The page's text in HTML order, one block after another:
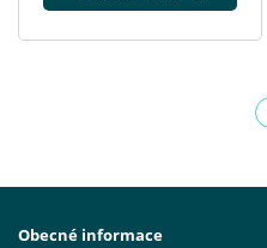
Obecné informace